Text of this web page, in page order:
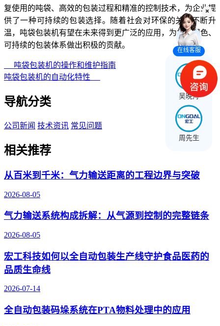
复使用的吨袋、高效的包装过程和精准的控制技术，为企业提
供了一种可持续的包装选择。随着社会对环保的关注不断升
温，吨袋包装机有望在未来得到更广泛的应用，为构建绿色、
可持续的包装体系做出积极的贡献。
吨袋包装机的操作和维护指南
吨袋包装机的自动化特性
导航分类
公司新闻 技术资讯 常见问题
相关推荐
从百米到千米：气力输送距离的工程边界与突破
2026-08-05
气力输送系统构成拆解：从气源到控制的完整链条
2026-08-05
宏工科技如何以全自动包装生产线守护食品医药的
品质生命线
2026-07-14
全自动包装码垛系统在PTA物料处理中的应用
在线客服
吴晚舟
周先生